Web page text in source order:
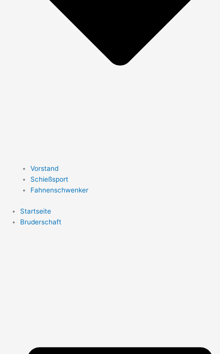
Vorstand
Schießsport
Fahnenschwenker
Startseite
Bruderschaft